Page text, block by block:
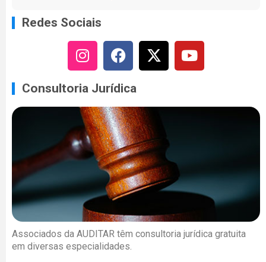
Redes Sociais
Consultoria Jurídica
Associados da AUDITAR têm consultoria jurídica gratuita
em diversas especialidades.